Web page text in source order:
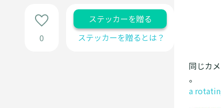
0
ステッカーを贈る
ステッカーを贈るとは？
同じカ
。
a